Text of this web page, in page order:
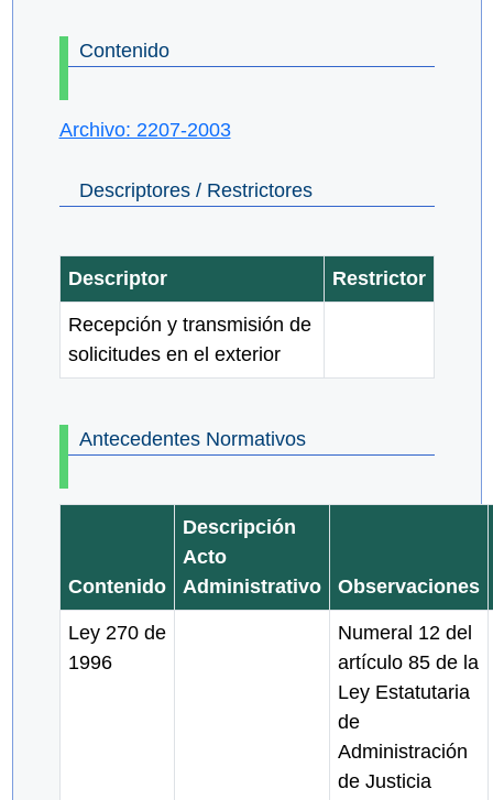
Contenido
Archivo: 2207-2003
Descriptores / Restrictores
Descriptor Restrictor
Recepción y transmisión de
solicitudes en el exterior
Antecedentes Normativos
Contenido
Descripción
Acto
Administrativo
Observaciones
Ley 270 de
1996
Numeral 12 del
artículo 85 de la
Ley Estatutaria
de
Administración
de Justicia